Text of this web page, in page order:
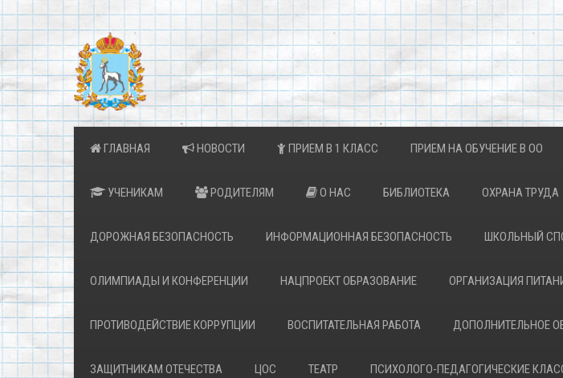
ГЛАВНАЯ НОВОСТИ ПРИЕМ В 1 КЛАСС ПРИЕМ НА ОБУЧЕНИЕ В ОО
УЧЕНИКАМ РОДИТЕЛЯМ О НАС БИБЛИОТЕКА ОХРАНА ТРУДА
ДОРОЖНАЯ БЕЗОПАСНОСТЬ ИНФОРМАЦИОННАЯ БЕЗОПАСНОСТЬ ШКОЛЬНЫЙ
ОЛИМПИАДЫ И КОНФЕРЕНЦИИ НАЦПРОЕКТ ОБРАЗОВАНИЕ ОРГАНИЗАЦИЯ
ПРОТИВОДЕЙСТВИЕ КОРРУПЦИИ ВОСПИТАТЕЛЬНАЯ РАБОТА ДОПОЛНИТЕЛЬНОЕ
ЗАЩИТНИКАМ ОТЕЧЕСТВА ЦОС ТЕАТР ПСИХОЛОГО-ПЕДАГОГИЧЕСКИЕ